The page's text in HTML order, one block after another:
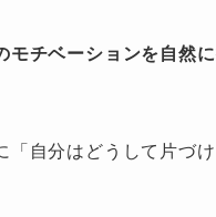
モチベーションを自然
「自分はどうして片づ